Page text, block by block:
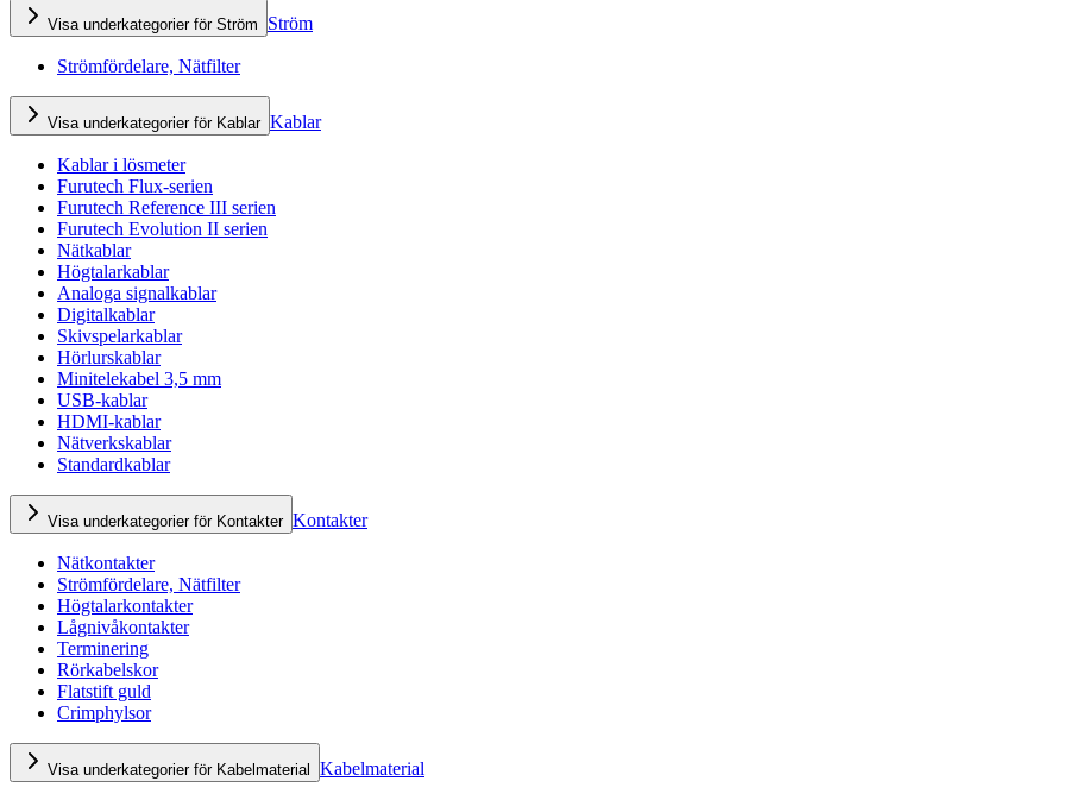
Visa underkategorier för Ström Ström
Strömfördelare, Nätfilter
Visa underkategorier för Kablar Kablar
Kablar i lösmeter
Furutech Flux-serien
Furutech Reference III serien
Furutech Evolution II serien
Nätkablar
Högtalarkablar
Analoga signalkablar
Digitalkablar
Skivspelarkablar
Hörlurskablar
Minitelekabel 3,5 mm
USB-kablar
HDMI-kablar
Nätverkskablar
Standardkablar
Visa underkategorier för Kontakter Kontakter
Nätkontakter
Strömfördelare, Nätfilter
Högtalarkontakter
Lågnivåkontakter
Terminering
Rörkabelskor
Flatstift guld
Crimphylsor
Visa underkategorier för Kabelmaterial Kabelmaterial